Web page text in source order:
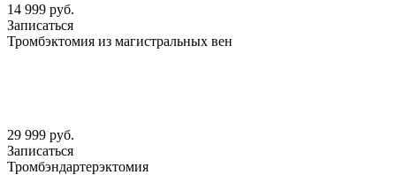
14 999 руб.
Записаться
Тромбэктомия из магистральных вен
29 999 руб.
Записаться
Тромбэндартерэктомия